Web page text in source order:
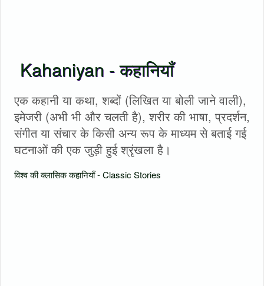
Kahaniyan - कहानियाँ
एक कहानी या कथा, शब्दों (लिखित या बोली जाने वाली),
इमेजरी (अभी भी और चलती है), शरीर की भाषा, प्रदर्शन,
संगीत या संचार के किसी अन्य रूप के माध्यम से बताई गई
घटनाओं की एक जुड़ी हुई श्रृंखला है।
विश्व की क्लासिक कहानियाँ - Classic Stories